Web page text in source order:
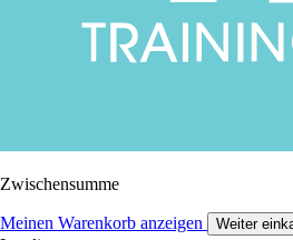
Zwischensumme
Meinen Warenkorb anzeigen Weiter